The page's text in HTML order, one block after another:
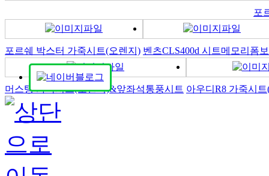
포
포르쉐 박스터 가죽시트(오렌지) 벤츠CLS400d 시트메모리폼
머스탱 가죽시트(오랜지)&앞좌석통풍시트 아우디R8 가죽시